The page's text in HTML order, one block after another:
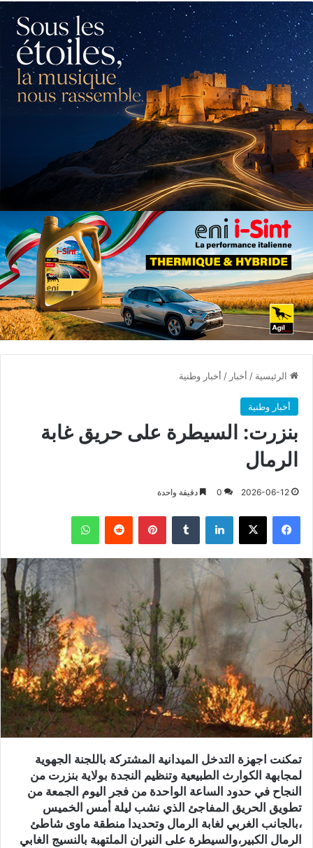
الرئيسية / أخبار / أخبار وطنية
أخبار وطنية
بنزرت: السيطرة على حريق غابة
الرمال
2026-06-12
0 دقيقة واحدة
فيسبوك X لينكدإن بينتيريست واتساب
تمكنت اجهزة التدخل الميدانية المشتركة باللجنة الجهوية
لمجابهة الكوارث الطبيعية وتنظيم النجدة بولاية بنزرت من
النجاح في حدود الساعة الواحدة من فجر اليوم الجمعة من
تطويق الحريق المفاجئ الذي نشب ليلة أمس الخميس
،بالجانب الغربي لغابة الرمال وتحديدا منطقة ماوى شاطئ
الرمال الكبير،والسيطرة على النيران الملتهبة بالنسيج الغابي